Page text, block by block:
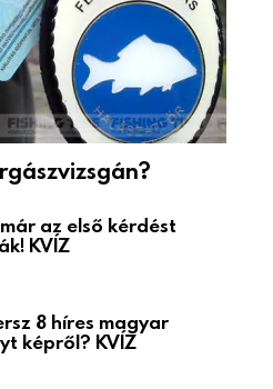
az első kérdést
KVÍZ
8 híres magyar
képről? KVÍZ